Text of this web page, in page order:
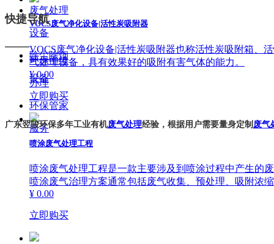
VOCS废气净化设备|活性炭吸附器
VOCS废气净化设备|活性炭吸附器也称活性炭吸附箱、
气处理设备，具有效果好的吸附有害气体的能力。
¥ 0.00
立即购买
喷涂废气处理工程
喷涂废气处理工程是一款主要涉及到喷涂过程中产生的
喷涂废气治理方案通常包括废气收集、预处理、吸附浓
¥ 0.00
立即购买
废气处理
设备
除尘除烟
设备
快捷导航
——
环保手续
办理
环保管家
服务
广东翌骏环保多年工业有机废气处理经验，根据用户需要量身定制 废气